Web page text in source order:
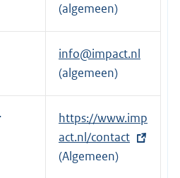
t
e
r
n
i
n
k
(algemeen)
info@impact.nl
(algemeen)
E
x
t
https://www.imp
act.nl/contact
(Algemeen)